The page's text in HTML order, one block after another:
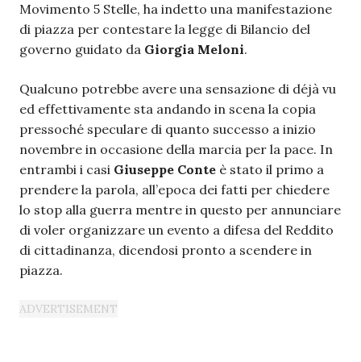
Movimento 5 Stelle, ha indetto una manifestazione
di piazza per contestare la legge di Bilancio del
governo guidato da Giorgia Meloni.
Qualcuno potrebbe avere una sensazione di déjà vu
ed effettivamente sta andando in scena la copia
pressoché speculare di quanto successo a inizio
novembre in occasione della marcia per la pace. In
entrambi i casi Giuseppe Conte è stato il primo a
prendere la parola, all’epoca dei fatti per chiedere
lo stop alla guerra mentre in questo per annunciare
di voler organizzare un evento a difesa del Reddito
di cittadinanza, dicendosi pronto a scendere in
piazza.